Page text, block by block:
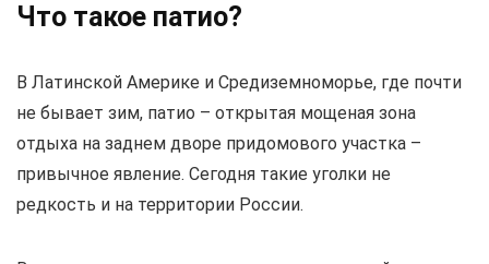
Что такое патио?
В Латинской Америке и Средиземноморье, где почти
не бывает зим, патио – открытая мощеная зона
отдыха на заднем дворе придомового участка –
привычное явление. Сегодня такие уголки не
редкость и на территории России.